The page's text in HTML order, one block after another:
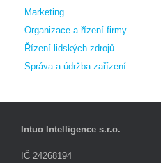
Marketing
Organizace a řízení firmy
Řízení lidských zdrojů
Správa a údržba zařízení
Intuo Intelligence s.r.o.
IČ 24268194